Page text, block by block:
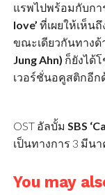
แรพไปพร้อมกับกา
love’ ที่เผยให้เห็น
ขณะเดียวกันทางด้
Jung Ahn) ก็ยังได้โ
เวอร์ชั่นอคูสติกอีก
OST อัลบั้ม SBS
เป็นทางการ 3 มีน
You may